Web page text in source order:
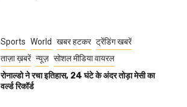
Sports World खबर हटकर ट्रेंडिंग खबरें
ताज़ा ख़बरें न्यूज़ सोशल मीडिया वायरल
रोनाल्डो ने रचा इतिहास, 24 घंटे के अंदर तोड़ा मेसी का
वर्ल्ड रिकॉर्ड